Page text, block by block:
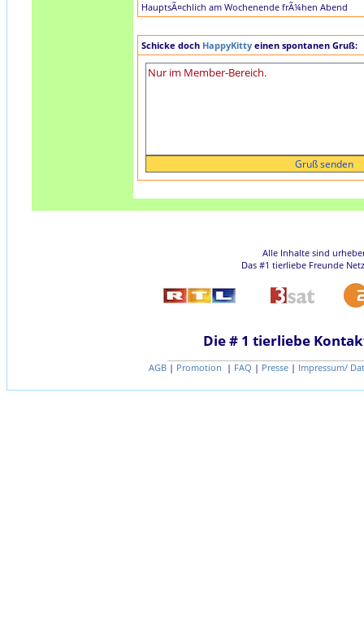
HauptsÃ¤chlich am Wochenende frÃ¼hen Abend
Schicke doch HappyKitty einen spontanen Gruß:
Alle Inhalte sind
Das #1 tierliebe Freunde
Die # 1 tierliebe
AGB | Promotion | FAQ | Presse | Impressum/